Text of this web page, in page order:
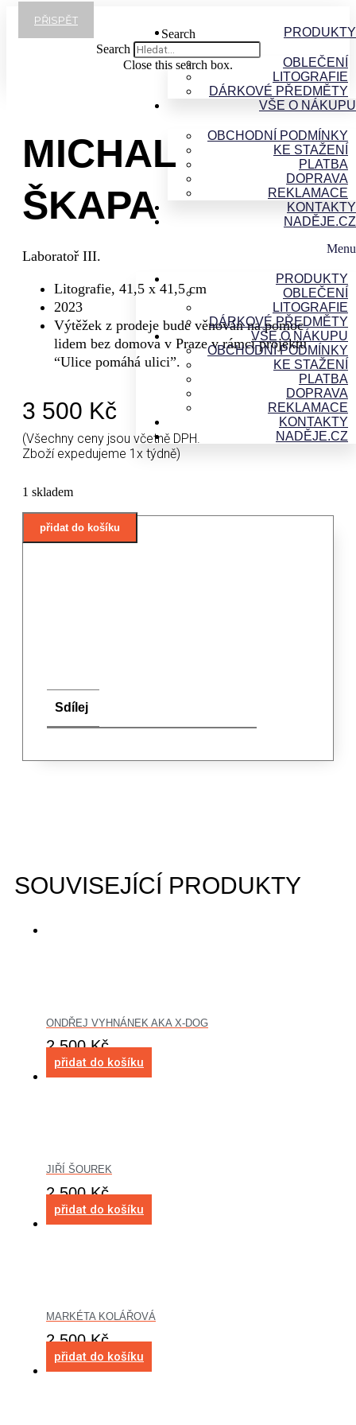
obsahu
PRODUKTY
OBLEČENÍ
LITOGRAFIE
DÁRKOVÉ PŘEDMĚTY
VŠE O NÁKUPU
OBCHODNÍ PODMÍNKY
KE STAŽENÍ
PLATBA
DOPRAVA
REKLAMACE
KONTAKTY
NADĚJE.CZ
Menu
PRODUKTY
OBLEČENÍ
LITOGRAFIE
DÁRKOVÉ PŘEDMĚTY
VŠE O NÁKUPU
OBCHODNÍ PODMÍNKY
KE STAŽENÍ
PLATBA
DOPRAVA
REKLAMACE
KONTAKTY
NADĚJE.CZ
PŘISPĚT
Search
Search
Close this search box.
MICHAL
ŠKAPA
Laboratoř III.
Litografie, 41,5 x 41,5 cm
2023
Výtěžek z prodeje bude věnován na pomoc
lidem bez domova v Praze v rámci projektu
“Ulice pomáhá ulici”.
3 500 Kč
(Všechny ceny jsou včetně DPH.
Zboží expedujeme 1x týdně)
1 skladem
Michal
Škapa
množství
přidat do košíku
Sdílej
SOUVISEJÍCÍ PRODUKTY
ONDŘEJ VYHNÁNEK AKA X-DOG
2 500Kč
přidat do košíku
JIŘÍ ŠOUREK
2 500Kč
přidat do košíku
MARKÉTA KOLÁŘOVÁ
2 500Kč
přidat do košíku